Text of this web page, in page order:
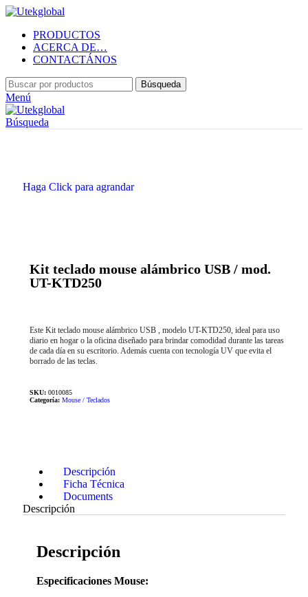
PRODUCTOS
ACERCA DE…
CONTACTÁNOS
Búsqueda
Menú
Búsqueda
Haga Click para agrandar
Kit teclado mouse alámbrico USB / mod.
UT-KTD250
Este Kit teclado mouse alámbrico USB , modelo UT-KTD250, ideal para uso
diario en hogar o la oficina diseñado para brindar comodidad durante las tareas
de cada día en su escritorio. Además cuenta con tecnología UV que evita el
borrado de las teclas.
SKU: 0010085
Categoría: Mouse / Teclados
Descripción
Ficha Técnica
Documents
Descripción
Descripción
Especificaciones Mouse: